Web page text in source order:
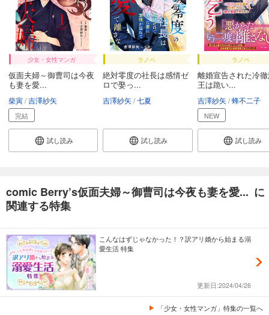
少女・女性マンガ
仮面夫婦～御曹司は今夜
も妻を愛...
柴寅 吉澤紗矢
完結
試し読み
ラノベ
絶対零度の社長は感情ゼ
ロで娶っ...
吉澤紗矢 七夏
試し読み
ラノベ
離婚宣告された冷
王は跪い...
吉澤紗矢 蜂不二子
NEW
試し読み
comic Berry’s仮面夫婦～御曹司は今夜も妻を愛... に
関連する特集
こんなはずじゃなかった！？訳アリ婚から始まる溺
愛生活 特集
更新日:2024/04/26
「少女・女性マンガ」特集の一覧へ